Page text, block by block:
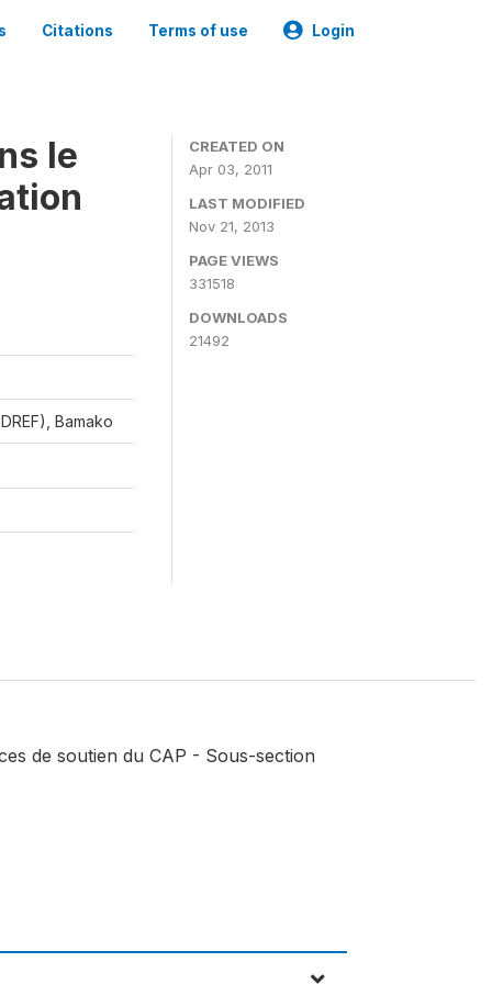
Citations Terms of use Login
le
Bamako
CREATED ON
Apr 03, 2011
LAST MODIFIED
Nov 21, 2013
PAGE VIEWS
331518
DOWNLOADS
21492
de soutien du CAP - Sous-section